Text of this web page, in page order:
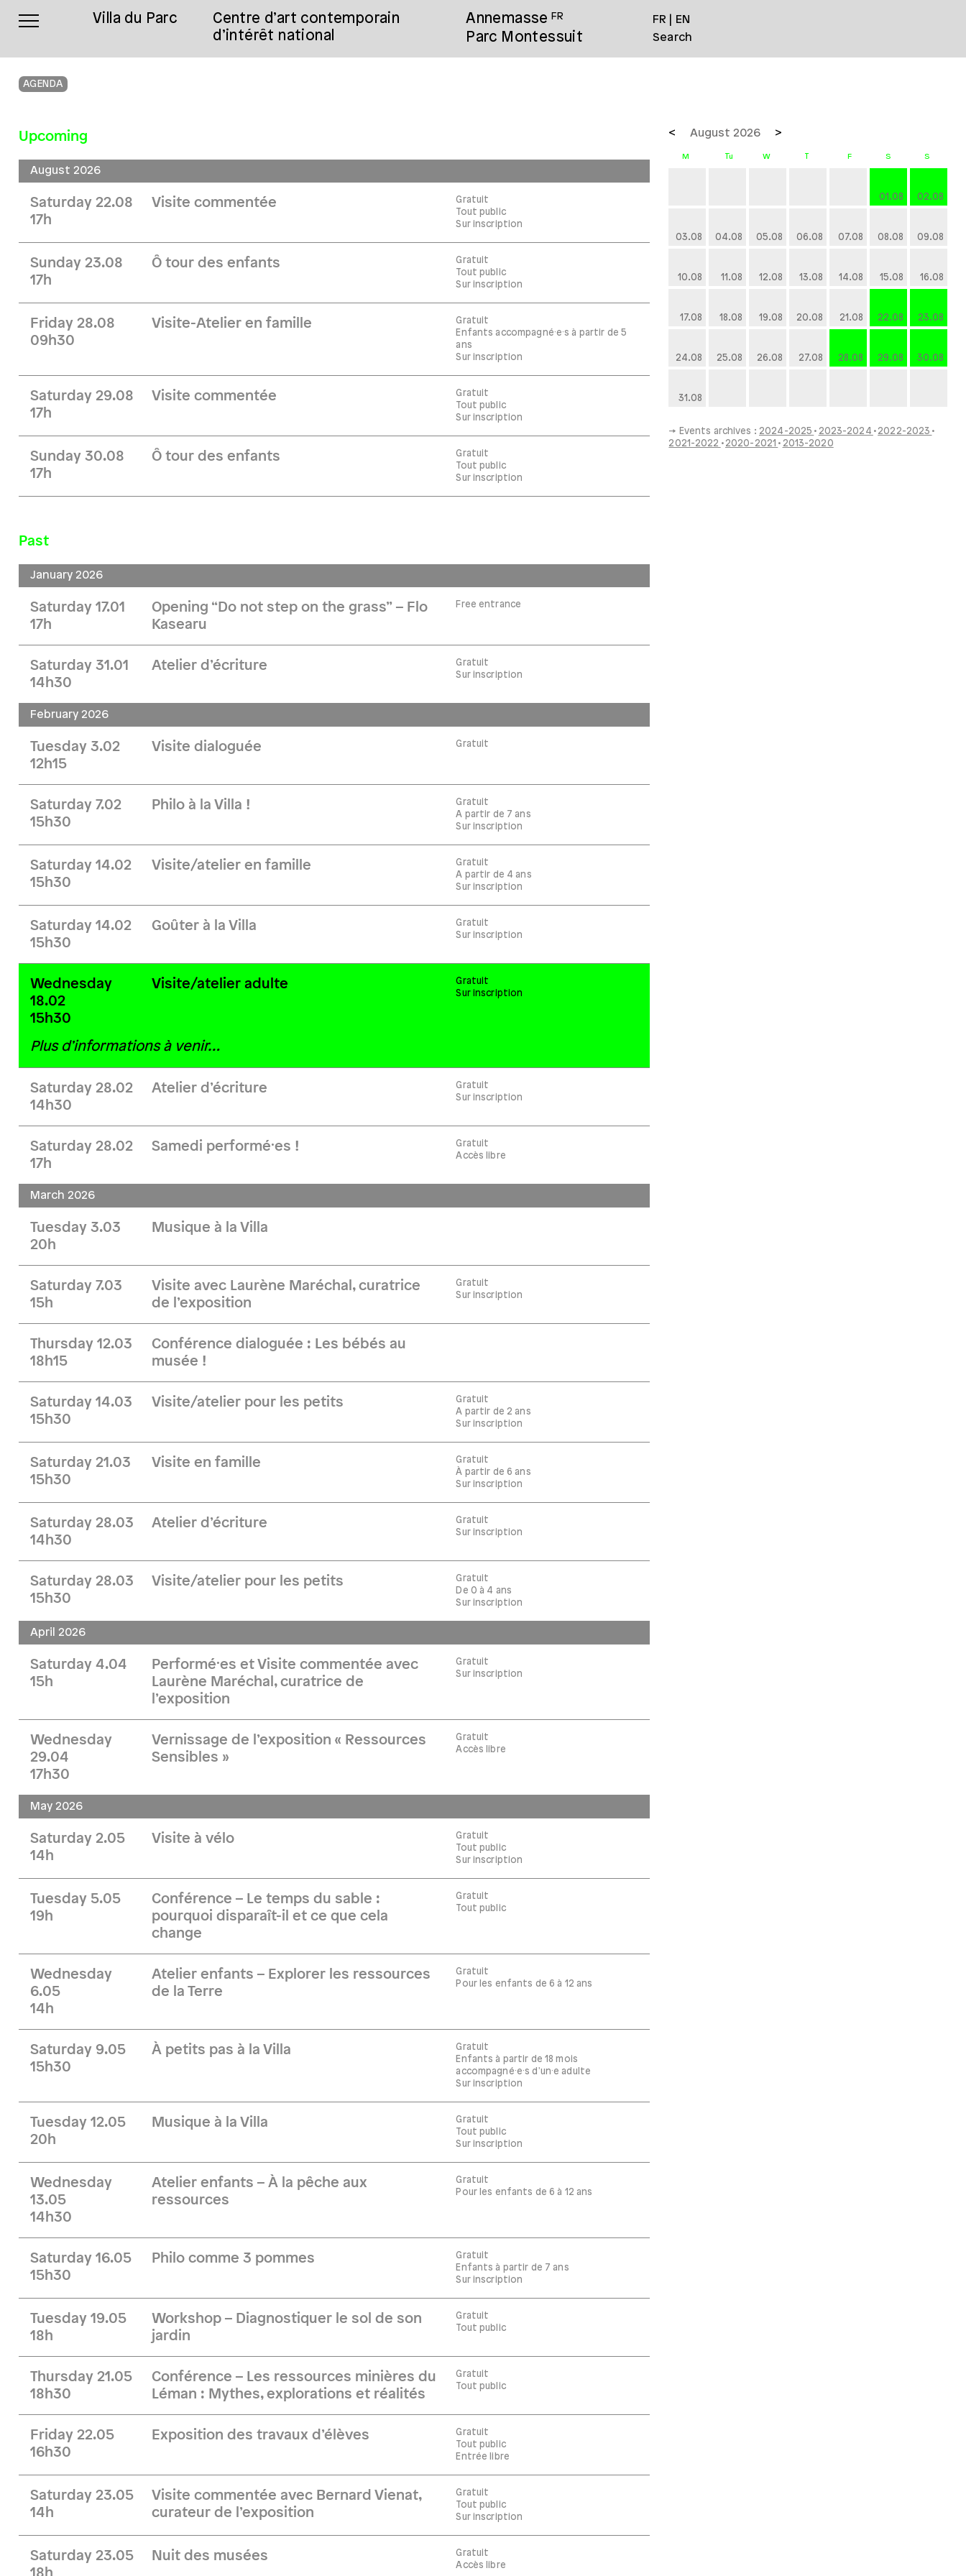
Villa du Parc
Centre d’art contemporain
d’intérêt national
Annemasse FR
Parc Montessuit
FR
EN
Search
AGENDA
Upcoming
August 2026
Saturday 22.08
17h
Visite commentée
Gratuit
Tout public
Sur inscription
Sunday 23.08
17h
Ô tour des enfants
Gratuit
Tout public
Sur inscription
Friday 28.08
09h30
Visite-Atelier en famille
Gratuit
Enfants accompagné·e·s à partir de 5
ans
Sur inscription
Saturday 29.08
17h
Visite commentée
Gratuit
Tout public
Sur inscription
Sunday 30.08
17h
Ô tour des enfants
Gratuit
Tout public
Sur inscription
Past
January 2026
Saturday 17.01
17h
Opening “Do not step on the grass” – Flo
Kasearu
Free entrance
Saturday 31.01
14h30
Atelier d’écriture
Gratuit
Sur inscription
February 2026
Tuesday 3.02
12h15
Visite dialoguée Gratuit
Saturday 7.02
15h30
Philo à la Villa !
Gratuit
A partir de 7 ans
Sur inscription
Saturday 14.02
15h30
Visite/atelier en famille
Gratuit
A partir de 4 ans
Sur inscription
Saturday 14.02
15h30
Goûter à la Villa
Gratuit
Sur inscription
Wednesday
18.02
15h30
Visite/atelier adulte
Gratuit
Sur inscription
Plus d’informations à venir…
Saturday 28.02
14h30
Atelier d’écriture
Gratuit
Sur inscription
Saturday 28.02
17h
Samedi performé·es !
Gratuit
Accès libre
March 2026
Tuesday 3.03
20h
Musique à la Villa
Saturday 7.03
15h
Visite avec Laurène Maréchal, curatrice
de l’exposition
Gratuit
Sur inscription
Thursday 12.03
18h15
Conférence dialoguée : Les bébés au
musée !
Saturday 14.03
15h30
Visite/atelier pour les petits
Gratuit
A partir de 2 ans
Sur inscription
Saturday 21.03
15h30
Visite en famille
Gratuit
À partir de 6 ans
Sur inscription
Saturday 28.03
14h30
Atelier d’écriture
Gratuit
Sur inscription
Saturday 28.03
15h30
Visite/atelier pour les petits
Gratuit
De 0 à 4 ans
Sur inscription
April 2026
Saturday 4.04
15h
Performé·es et Visite commentée avec
Laurène Maréchal, curatrice de
l’exposition
Gratuit
Sur inscription
Wednesday
29.04
17h30
Vernissage de l’exposition « Ressources
Sensibles »
Gratuit
Accès libre
May 2026
Saturday 2.05
14h
Visite à vélo
Gratuit
Tout public
Sur inscription
Tuesday 5.05
19h
Conférence – Le temps du sable :
pourquoi disparaît-il et ce que cela
change
Gratuit
Tout public
Wednesday
6.05
14h
Atelier enfants – Explorer les ressources
de la Terre
Gratuit
Pour les enfants de 6 à 12 ans
Saturday 9.05
15h30
À petits pas à la Villa
Gratuit
Enfants à partir de 18 mois
accompagné·e·s d'un·e adulte
Sur inscription
Tuesday 12.05
20h
Musique à la Villa
Gratuit
Tout public
Sur inscription
Wednesday
13.05
14h30
Atelier enfants – À la pêche aux
ressources
Gratuit
Pour les enfants de 6 à 12 ans
Saturday 16.05
15h30
Philo comme 3 pommes
Gratuit
Enfants à partir de 7 ans
Sur inscription
Tuesday 19.05
18h
Workshop – Diagnostiquer le sol de son
jardin
Gratuit
Tout public
Thursday 21.05
18h30
Conférence – Les ressources minières du
Léman : Mythes, explorations et réalités
Gratuit
Tout public
Friday 22.05
16h30
Exposition des travaux d’élèves
Gratuit
Tout public
Entrée libre
Saturday 23.05
14h
Visite commentée avec Bernard Vienat,
curateur de l’exposition
Gratuit
Tout public
Sur inscription
Saturday 23.05
18h
Nuit des musées
Gratuit
Accès libre
August 2026
01.08 02.08
03.08 04.08 05.08 06.08 07.08 08.08 09.08
10.08 11.08 12.08 13.08 14.08 15.08 16.08
17.08 18.08 19.08 20.08 21.08 22.08 23.08
24.08 25.08 26.08 27.08 28.08 29.08 30.08
31.08
→ Events archives : 2024-2025 2023-2024
2022-2023
2021-2022
2020-2021 2013-2020